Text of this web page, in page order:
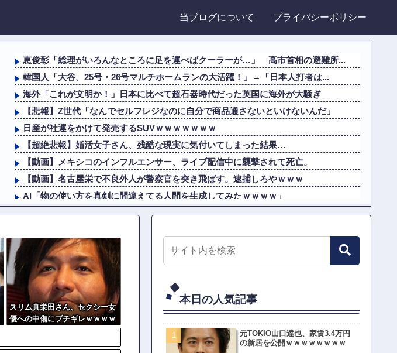
当ブログについて プライバシーポリシー
恵俊彰「総理がいろんなところに足を運べばクーラーが…」 高市首相の避難所...
韓国人「大谷、25号・26号マルチホームランの大活躍！」→「日本人打者は...
海外「これが文明か！」日本に比べて超石器時代だった英国に海外が大騒ぎ
【悲報】Z世代「なんでセルフレジなのに自分で商品通さないといけないんだ」
日産が社運をかけて発売するSUVｗｗｗｗｗｗｗ
【超絶悲報】婚活女子さん、残酷な現実に気付いてしまった結果…
【動画】メキシコのインフルエンサー、ライブ配信中に襲撃されて死亡。
【動画】名古屋栄で不良外人が警察官を突き飛ばす。逮捕しろやｗｗｗ
AI「物の使い方を真剣に間違えてる人間を生成してみたｗｗｗｗ」
ロシア「お前らの国にある似非エッフェル塔を見せてくれ！」
ChatGPTに聞いた10年後の18期
スーパーカブってもう完全にビジネスバイクとしての役目を終えてしまったよな...
Spotify最近入れたんだけどこんなに無料で曲聴けるとは思ってなかった
漫画を5000冊以上所持してるワイ、漫画ヲタクの友人に「ワンピースや鬼滅...
スリム真栄田さん、セクシー女
優への中傷にブチギレｗｗｗｗ
ｗｗｗ
本日の人気記事
元TOKIO山口達也、家賃3.4万円
の新居を公開ｗｗｗｗｗｗｗｗ